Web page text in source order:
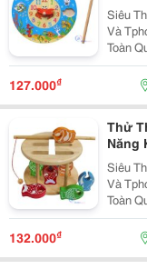
Siêu Thị
Và Tphcm Website: Babi Mart . Com
Toàn Quốc:
Là Giá
Hoặc
127.000₫
Thử
Năng
Siêu Thị
Và Tphcm Website: Babi Mart . Com
Toàn Quốc:
Là Giá
Hoặc
132.000₫